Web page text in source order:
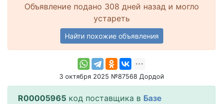
Объявление подано 308 дней назад и могло
устареть
Найти похожие объявления
3 октября 2025 №87568 Дордой
R00005965 код поставщика в Базе